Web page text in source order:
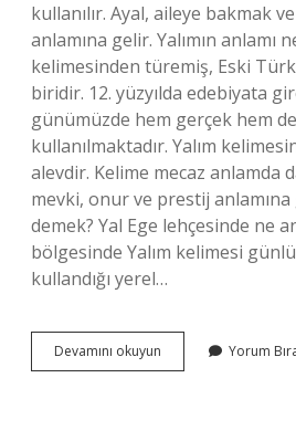
kullanılır. Ayal, aileye bakmak
anlamına gelir. Yalımın anlamı
kelimesinden türemiş, Eski
biridir. 12. yüzyılda edebiyata
günümüzde hem gerçek hem
kullanılmaktadır. Yalım
alevdir. Kelime mecaz anlamda
mevki, onur ve prestij anlamına
demek? Yal Ege lehçesinde ne
bölgesinde Yalım kelimesi
kullandığı yerel…
Devamını okuyun
Anlamı
Yorum